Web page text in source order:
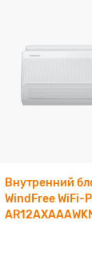
Внутренний
WindFree WiFi-